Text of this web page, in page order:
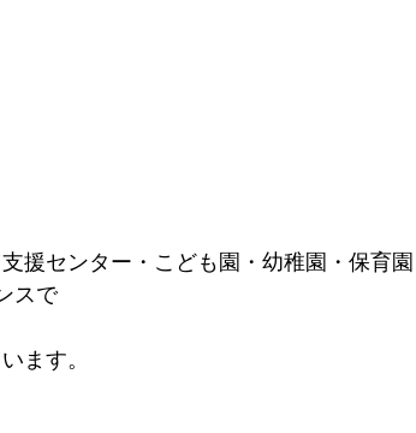
援センター・こども園・幼稚園・保育
スで
ます。